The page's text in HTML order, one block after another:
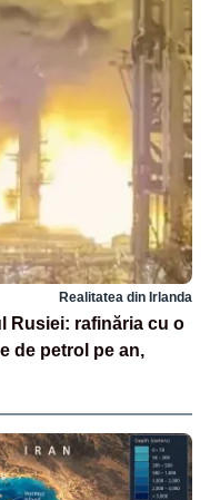
Realitatea din Irlanda
Rusiei: rafinăria cu o
de petrol pe an,